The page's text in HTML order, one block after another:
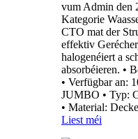
vum Admin den
Kategorie
CTO mat der
effektiv
halogenéiert a
absorbéieren. •
• Verfügbar an:
JUMBO • Typ:
• Material:
Liest méi